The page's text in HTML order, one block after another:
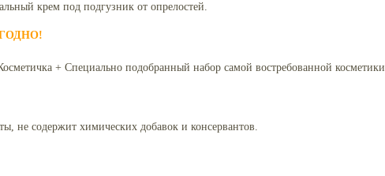
крем под подгузник от опрелостей.
+ Специально подобранный набор самой востребованной косметики
не содержит химических добавок и консервантов.